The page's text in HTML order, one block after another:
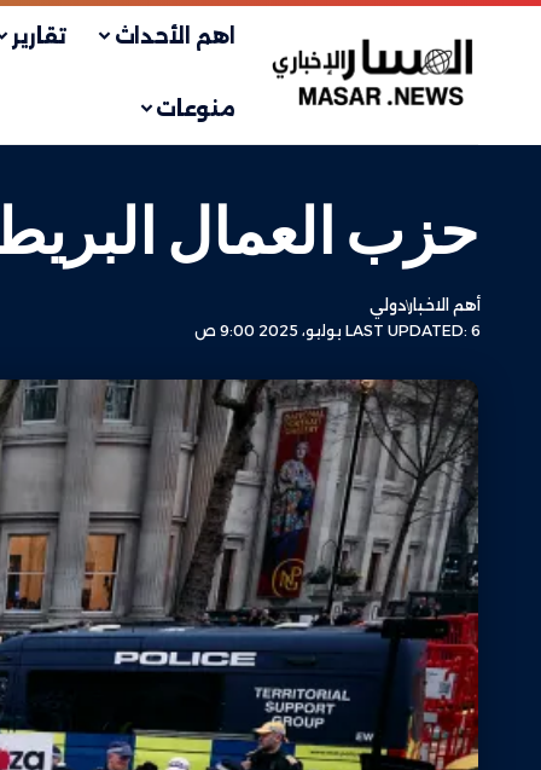
اهم الأحداث تقارير
منوعات
حزب العمال
LAST UPDATED: 6 يوليو، 2025 9:00 ص
أهم الاخباردولي